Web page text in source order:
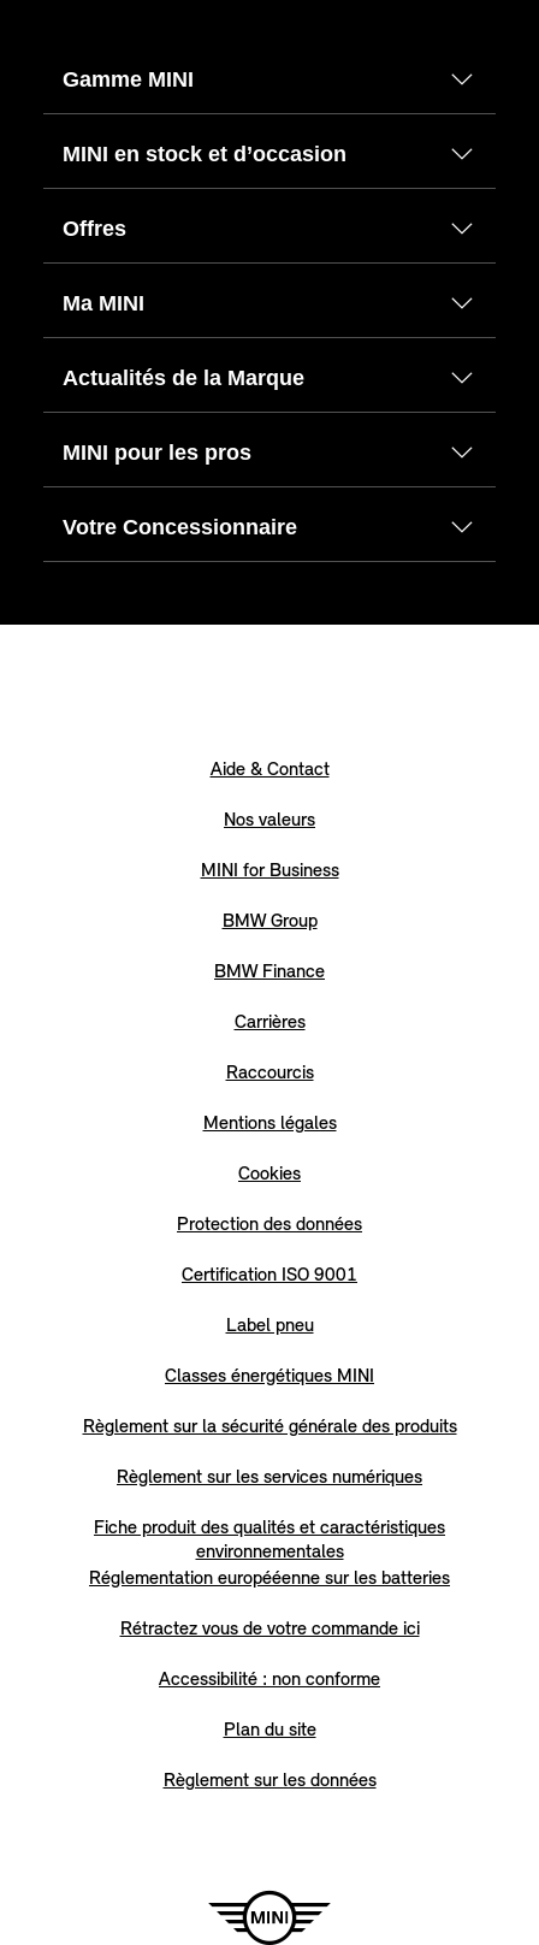
Gamme MINI
MINI en stock et d’occasion
Offres
Ma MINI
Actualités de la Marque
MINI pour les pros
Votre Concessionnaire
Aide & Contact
Nos valeurs
MINI for Business
BMW Group
BMW Finance
Carrières
Raccourcis
Mentions légales
Cookies
Protection des données
Certification ISO 9001
Label pneu
Classes énergétiques MINI
Règlement sur la sécurité générale des produits
Règlement sur les services numériques
Fiche produit des qualités et caractéristiques
environnementales
Réglementation europééenne sur les batteries
Rétractez vous de votre commande ici
Accessibilité : non conforme
Plan du site
Règlement sur les données